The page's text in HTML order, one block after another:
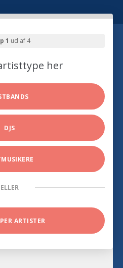
1 ud af 4
her
DJS
ELLER
ARTISTER